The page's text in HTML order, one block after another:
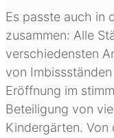
Es passte auch in
zusammen: Alle
verschiedensten
von
Eröffnung im
Beteiligung von
Kindergärten.